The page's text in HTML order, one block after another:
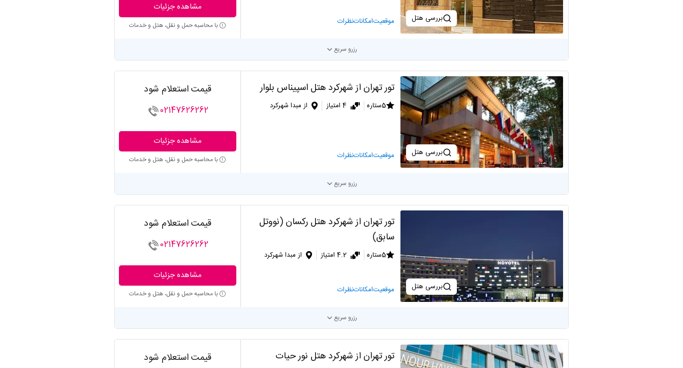
بررسی هتل موقعیتامکاناتنظرات
مشاهده جزئیات
با محاسبه حمل و نقل، هتل و خدمات
رزرو سریع
بررسی هتل
تور تهران از شهرکرد هتل اسپیناس بلوار
5ستاره 4 امتیاز از مبدا شهرکرد
موقعیتامکاناتنظرات
قیمت استعلام شود
02147626262
مشاهده جزئیات
با محاسبه حمل و نقل، هتل و خدمات
رزرو سریع
بررسی هتل
تور تهران از شهرکرد هتل رکسان (نووتل
سابق)
5ستاره 4.2 امتیاز از مبدا شهرکرد
موقعیتامکاناتنظرات
قیمت استعلام شود
02147626262
مشاهده جزئیات
با محاسبه حمل و نقل، هتل و خدمات
رزرو سریع
تور تهران از شهرکرد هتل نور حیات قیمت استعلام شود